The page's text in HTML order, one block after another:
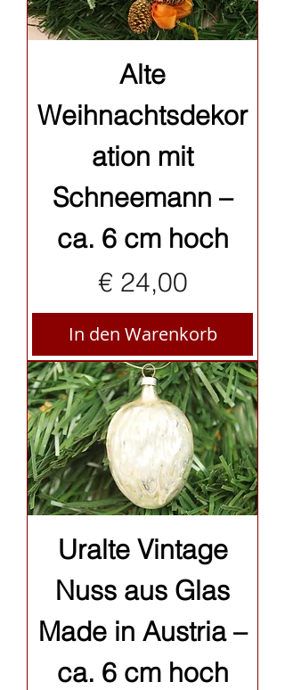
Alte
Weihnachtsdekor
ation mit
Schneemann –
ca. 6 cm hoch
Preis
€ 24,00
In den Warenkorb
Uralte Vintage
Nuss aus Glas
Made in Austria –
ca. 6 cm hoch